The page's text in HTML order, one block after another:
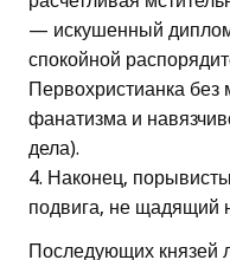
— искушенный
спокойной
Первохристианка
фанатизма и
дела).
4. Наконец,
подвига, не щадящий
Последующих князей